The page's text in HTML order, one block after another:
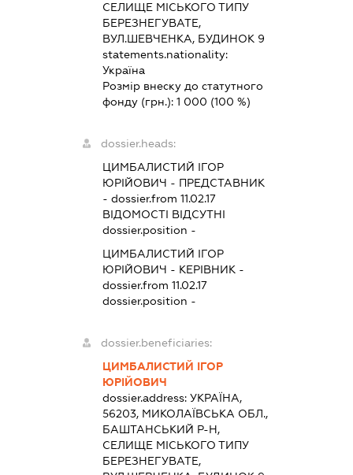
СЕЛИЩЕ МІСЬКОГО ТИПУ
БЕРЕЗНЕГУВАТЕ,
ВУЛ.ШЕВЧЕНКА, БУДИНОК 9
statements.nationality:
Україна
Розмір внеску до статутного
фонду (грн.):1 000 (100 %)
dossier.heads:
ЦИМБАЛИСТИЙ ІГОР
ЮРІЙОВИЧ - ПРЕДСТАВНИК
- dossier.from 11.02.17
ВІДОМОСТІ ВІДСУТНІ
dossier.position -
ЦИМБАЛИСТИЙ ІГОР
ЮРІЙОВИЧ - КЕРІВНИК -
dossier.from 11.02.17
dossier.position -
dossier.beneficiaries:
ЦИМБАЛИСТИЙ ІГОР
ЮРІЙОВИЧ
dossier.address:УКРАЇНА,
56203, МИКОЛАЇВСЬКА ОБЛ.,
БАШТАНСЬКИЙ Р-Н,
СЕЛИЩЕ МІСЬКОГО ТИПУ
БЕРЕЗНЕГУВАТЕ,